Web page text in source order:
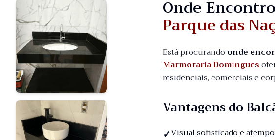
Onde
Parque das
Está procurando onde
Marmoraria Domingues
residenciais, comerciais e
Vantagens do
Visual sofisticado e